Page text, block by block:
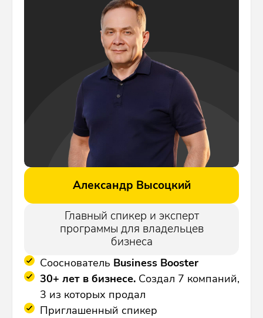
Александр Высоцкий
Главный спикер и эксперт
программы для владельцев
бизнеса
Сооснователь Business Booster
30+ лет в бизнесе. Создал 7 компаний,
3 из которых продал
Приглашенный спикер